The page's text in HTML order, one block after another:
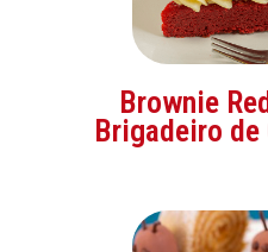
Brownie
Brigadeiro de